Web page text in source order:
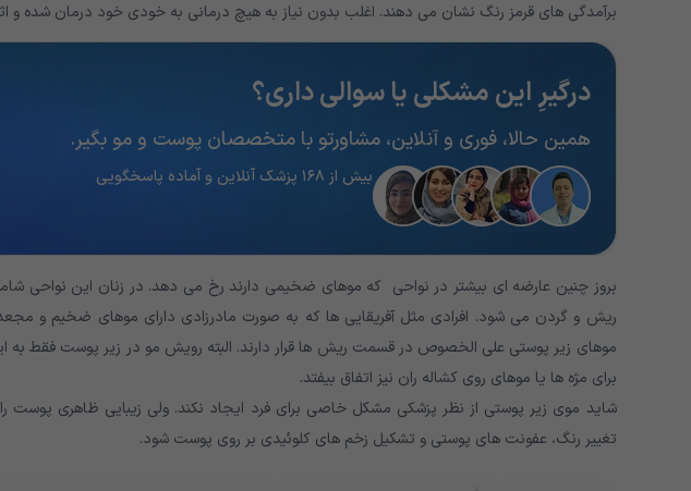
برآمدگی های قرمز رنگ نشان می دهند. اغلب بدون نیاز به هیچ درمانی به خودی خود درمان شده و
درگیرِ این مشکلی یا سوالی داری؟
همین حالا، فوری و آنلاین، مشاورتو با متخصصان پوست و مو بگیر.
بیش از ۱۶۸ پزشک آنلاین و آماده پاسخگویی
بروز چنین عارضه ای بیشتر در نواحی که موهای ضخیمی دارند رخ می دهد. در زنان این نواحی
ریش و گردن می شود. افرادی مثل آفریقایی ها که به صورت مادرزادی دارای موهای ضخیم و
موهای زیر پوستی علی الخصوص در قسمت ریش ها قرار دارند. البته رویش مو در زیر پوست فقط
برای مژه ها یا موهای روی کشاله ران نیز اتفاق بیفتد.
شاید موی زیر پوستی از نظر پزشکی مشکل خاصی برای فرد ایجاد نکند. ولی زیبایی ظاهری
تغییر رنگ، عفونت های پوستی و تشکیل زخم های کلوئیدی بر روی پوست شود.